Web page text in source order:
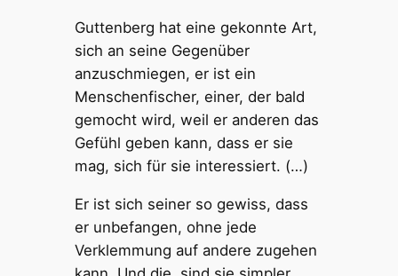
Guttenberg hat eine gekonnte Art,
sich an seine Gegenüber
anzuschmiegen, er ist ein
Menschenfischer, einer, der bald
gemocht wird, weil er anderen das
Gefühl geben kann, dass er sie
mag, sich für sie interessiert. (…)
Er ist sich seiner so gewiss, dass
er unbefangen, ohne jede
Verklemmung auf andere zugehen